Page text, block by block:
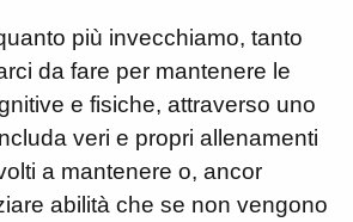
più invecchiamo, tanto
da fare per mantenere le
e fisiche, attraverso uno
veri e propri allenamenti
a mantenere o, ancor
abilità che se non vengono